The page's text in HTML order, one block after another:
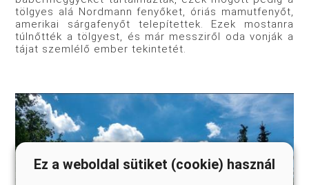
tölgyes alá Nordmann fenyőket, óriás mamutfenyőt,
amerikai sárgafenyőt telepítettek. Ezek mostanra
túlnőtték a tölgyest, és már messziről oda vonják a
tájat szemlélő ember tekintetét.
Ez a weboldal sütiket (cookie) használ